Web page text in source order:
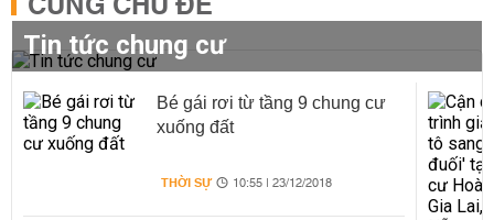
Tin tức chung cư
Bé gái rơi từ tầng 9 chung cư
xuống đất
THỜI SỰ 10:55 | 23/12/2018